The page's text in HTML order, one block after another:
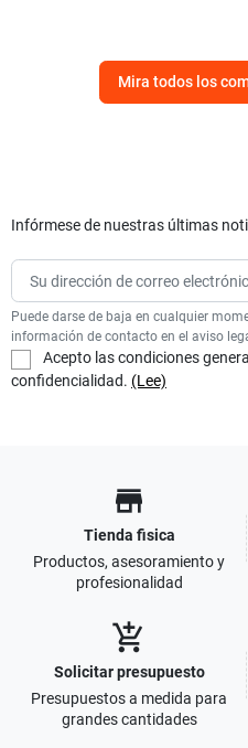
Mira todos los
Infórmese de nuestras últimas
Puede darse de baja en cualquier
información de contacto en el aviso
Acepto las condiciones
confidencialidad. (Lee)
store
Tienda fisica
Productos, asesoramiento y
profesionalidad
add_shopping_cart
Solicitar presupuesto
Presupuestos a medida para
grandes cantidades